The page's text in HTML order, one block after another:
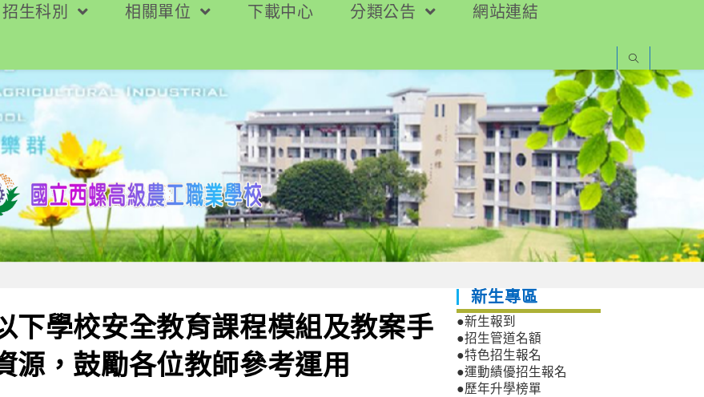
招生科別 相關單位 下載中心 分類公告
網站連結
下學校安全教育課程模組及教案手
源，鼓勵各位教師參考運用
新生專區
●新生報到
●招生管道名額
●特色招生報名
●運動績優招生報名
●歷年升學榜單